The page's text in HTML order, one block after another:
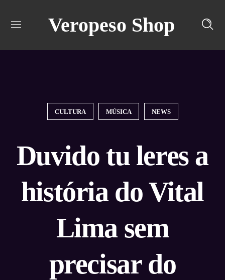
Veropeso Shop
CULTURA MÚSICA NEWS
Duvido tu leres a
história do Vital
Lima sem
precisar do
Turn off snow